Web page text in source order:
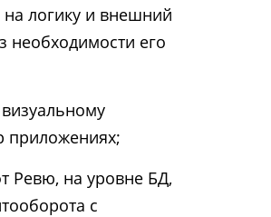
логику и внешний
необходимости его
приложениях;
Ревю, на уровне БД,
с